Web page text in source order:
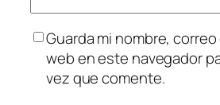
Guarda mi nombre,
web en este navegador
vez que comente.